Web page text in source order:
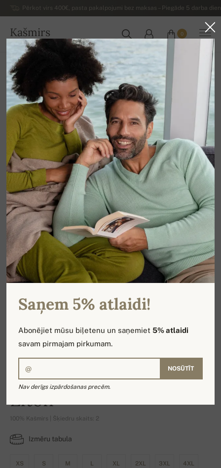
Pērkot virs 400€, pasta pakalpojumi bez maksas – Piegāde 5 darba
Kašmirs
LATVIJA
0
Uz mājām
Luksusa vīriešu kašmira džemperi
Vīriešu kašmira džemperi ar rāvējslēdzēju
Elton
100% Kašmirs | Šķiedru skaits: 2
Izmēru tabula
XS S M L XL 2XL 3XL 4XL
Saņem 5% atlaidi!
Abonējiet mūsu biļetenu un saņemiet5% atlaidi
savam pirmajam pirkumam.
NOSŪTĪT
Nav derīgs izpārdošanas precēm.